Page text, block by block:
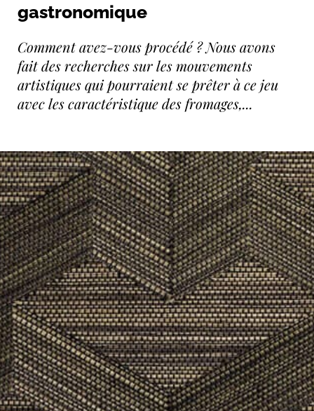
gastronomique
Comment avez-vous procédé ? Nous avons
fait des recherches sur les mouvements
artistiques qui pourraient se prêter à ce jeu
avec les caractéristique des fromages,...